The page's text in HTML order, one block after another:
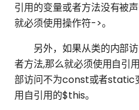
引用的变量或者方法没有被
就必须使用操作符->。
另外，如果从类的内部
者方法,那么就必须使用自引
部访问不为const或者static
用自引用的$this。